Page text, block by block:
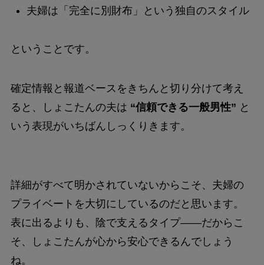
夫婦は「完全に別財布」という独自のスタイル
ということです。
確定情報と報道ベースをきちんと切り分けて考え
ると、しょこたんの夫は “信頼できる一般男性” と
いう表現がいちばんしっくりきます。
詳細がすべて明かされていないからこそ、夫婦の
プライベートを大切にしているのだと思います。
表に出るよりも、陰で支えるタイプ――だからこ
そ、しょこたんが心から安心できるんでしょう
ね。